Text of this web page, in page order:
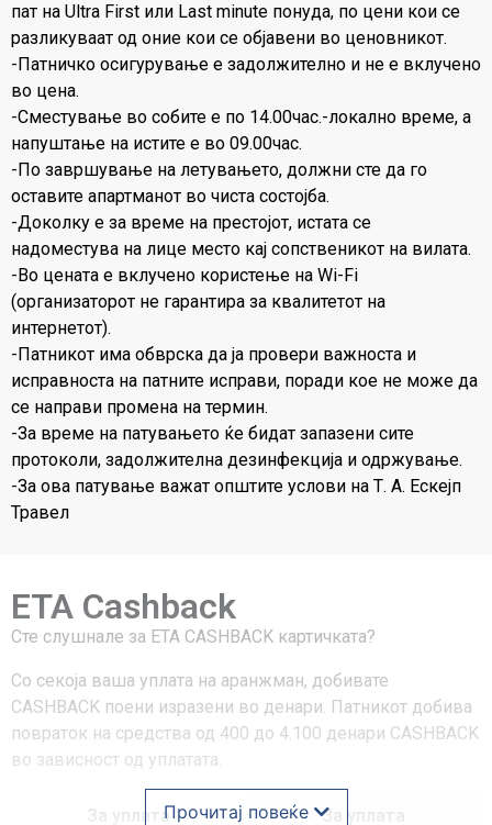
пат на Ultra First или Last minute понуда, по цени кои се
разликуваат од оние кои се објавени во ценовникот.
-Патничко осигурување е задолжително и не е вклучено
во цена.
-Сместување во собите е по 14.00час.-локално време, а
напуштање на истите е во 09.00час.
-По завршување на летувањето, должни сте да го
оставите апартманот во чиста состојба.
-Доколку е за време на престојот, истата се
надоместува на лице место кај сопственикот на вилата.
-Во цената е вклучено користење на Wi-Fi
(организаторот не гарантира за квалитетот на
интернетот).
-Патникот има обврска да ја провери важноста и
исправноста на патните исправи, поради кое не може да
се направи промена на термин.
-За време на патувањето ќе бидат запазени сите
протоколи, задолжителна дезинфекција и одржување.
-За ова патување важат општите услови на Т. А. Ескејп
Травел
ETA Cashback
Сте слушнале за ЕТА CASHBACK картичката?
Со секоја ваша уплата на аранжман, добивате
CASHBACK поени изразени во денари. Патникот добива
повраток на средства од 400 до 4.100 денари CASHBACK
во зависност од уплатата.
За уплата За уплата
Прочитај повеќе